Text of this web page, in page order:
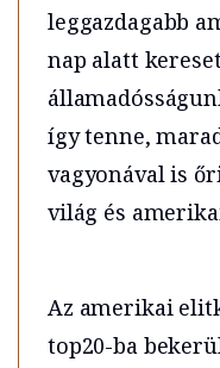
leggazdagabb
nap alatt
így tenne,
vagyonával is
világ és
Az amerikai
top20-ba